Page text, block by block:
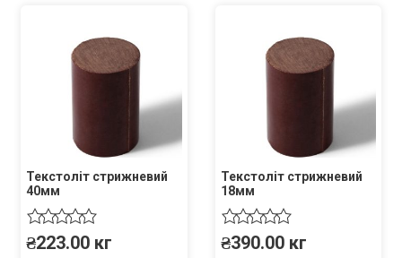
Текстоліт стрижневий
40мм
₴223.00 кг
Текстоліт стрижневий
18мм
₴390.00 кг